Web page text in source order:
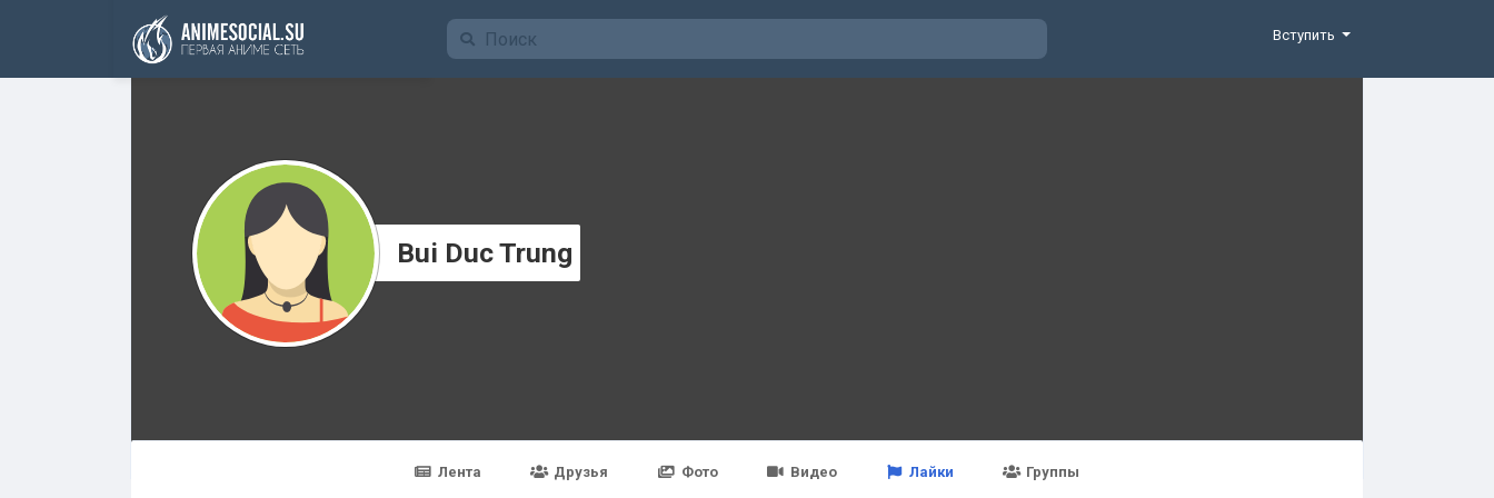
Funding
Вступить
Bui Duc Trung
Лента Друзья Фото Видео Лайки Группы